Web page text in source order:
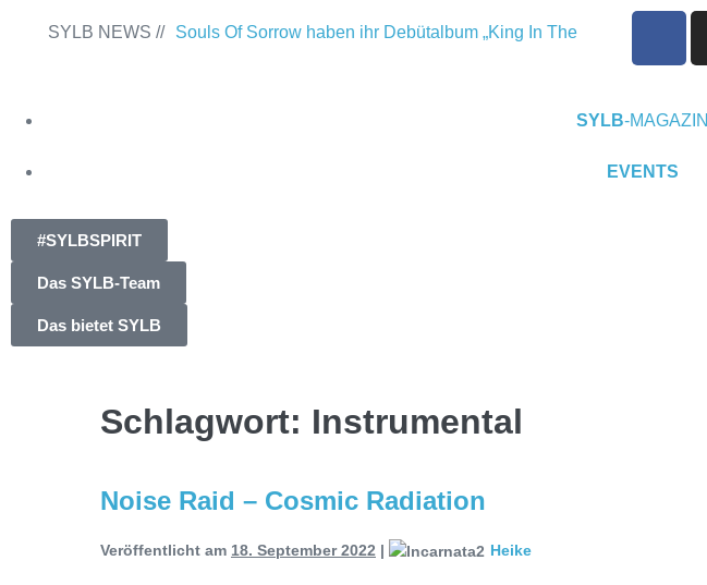
SYLB NEWS // Souls Of Sorrow haben ihr Debütalbum „King In The
TerrortwinZ EP-ReleaseshowSYLB-MAGAZIN
EVENTS
#SYLBSPIRIT
Das SYLB-Team
Das bietet SYLB
Schlagwort: Instrumental
Noise Raid – Cosmic Radiation
Veröffentlicht am 18. September 2022 | Heike